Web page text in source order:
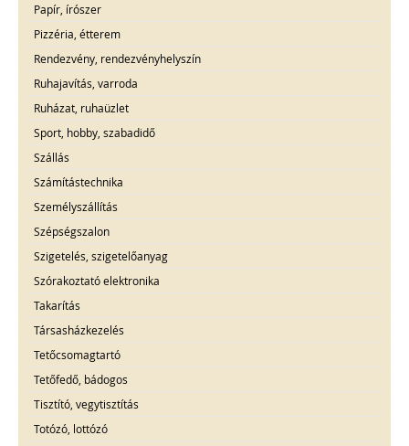
Papír, írószer
Pizzéria, étterem
Rendezvény, rendezvényhelyszín
Ruhajavítás, varroda
Ruházat, ruhaüzlet
Sport, hobby, szabadidő
Szállás
Számítástechnika
Személyszállítás
Szépségszalon
Szigetelés, szigetelőanyag
Szórakoztató elektronika
Takarítás
Társasházkezelés
Tetőcsomagtartó
Tetőfedő, bádogos
Tisztító, vegytisztítás
Totózó, lottózó